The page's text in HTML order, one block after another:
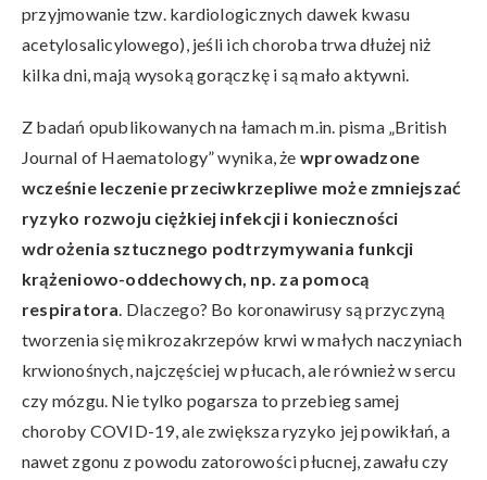
przyjmowanie tzw. kardiologicznych dawek kwasu
acetylosalicylowego), jeśli ich choroba trwa dłużej niż
kilka dni, mają wysoką gorączkę i są mało aktywni.
Z badań opublikowanych na łamach m.in. pisma „British
Journal of Haematology” wynika, że wprowadzone
wcześnie leczenie przeciwkrzepliwe może zmniejszać
ryzyko rozwoju ciężkiej infekcji i konieczności
wdrożenia sztucznego podtrzymywania funkcji
krążeniowo-oddechowych, np. za pomocą
respiratora. Dlaczego? Bo koronawirusy są przyczyną
tworzenia się mikrozakrzepów krwi w małych naczyniach
krwionośnych, najczęściej w płucach, ale również w sercu
czy mózgu. Nie tylko pogarsza to przebieg samej
choroby COVID-19, ale zwiększa ryzyko jej powikłań, a
nawet zgonu z powodu zatorowości płucnej, zawału czy